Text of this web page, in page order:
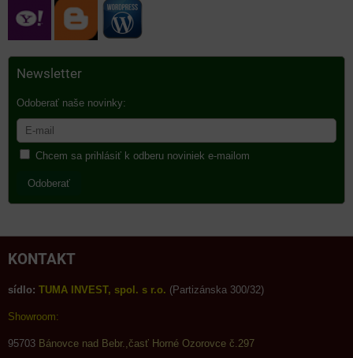
Newsletter
Odoberať naše novinky:
Chcem sa prihlásiť k odberu noviniek e-mailom
Odoberať
KONTAKT
sídlo: TUMA INVEST, spol. s r.o. (Partizánska 300/32)
Showroom:
95703 Bánovce nad Bebr.,časť Horné Ozorovce č.297